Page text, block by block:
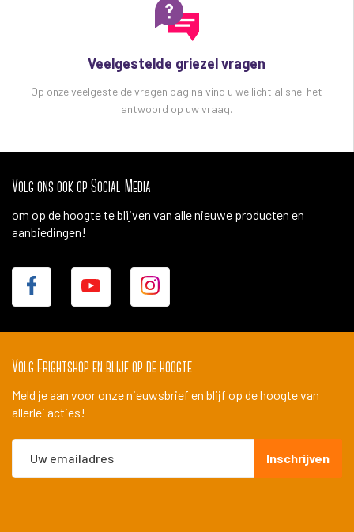
Veelgestelde griezel vragen
Op onze veelgestelde vragen pagina vind u wellicht al snel het
antwoord op uw vraag.
Volg ons ook op Social Media
om op de hoogte te blijven van alle nieuwe producten en
aanbiedingen!
Volg Frightshop en blijf op de hoogte
Meld je aan voor onze nieuwsbrief en blijf op de hoogte van
allerlei acties!
Abonneer
op
Inschrijven